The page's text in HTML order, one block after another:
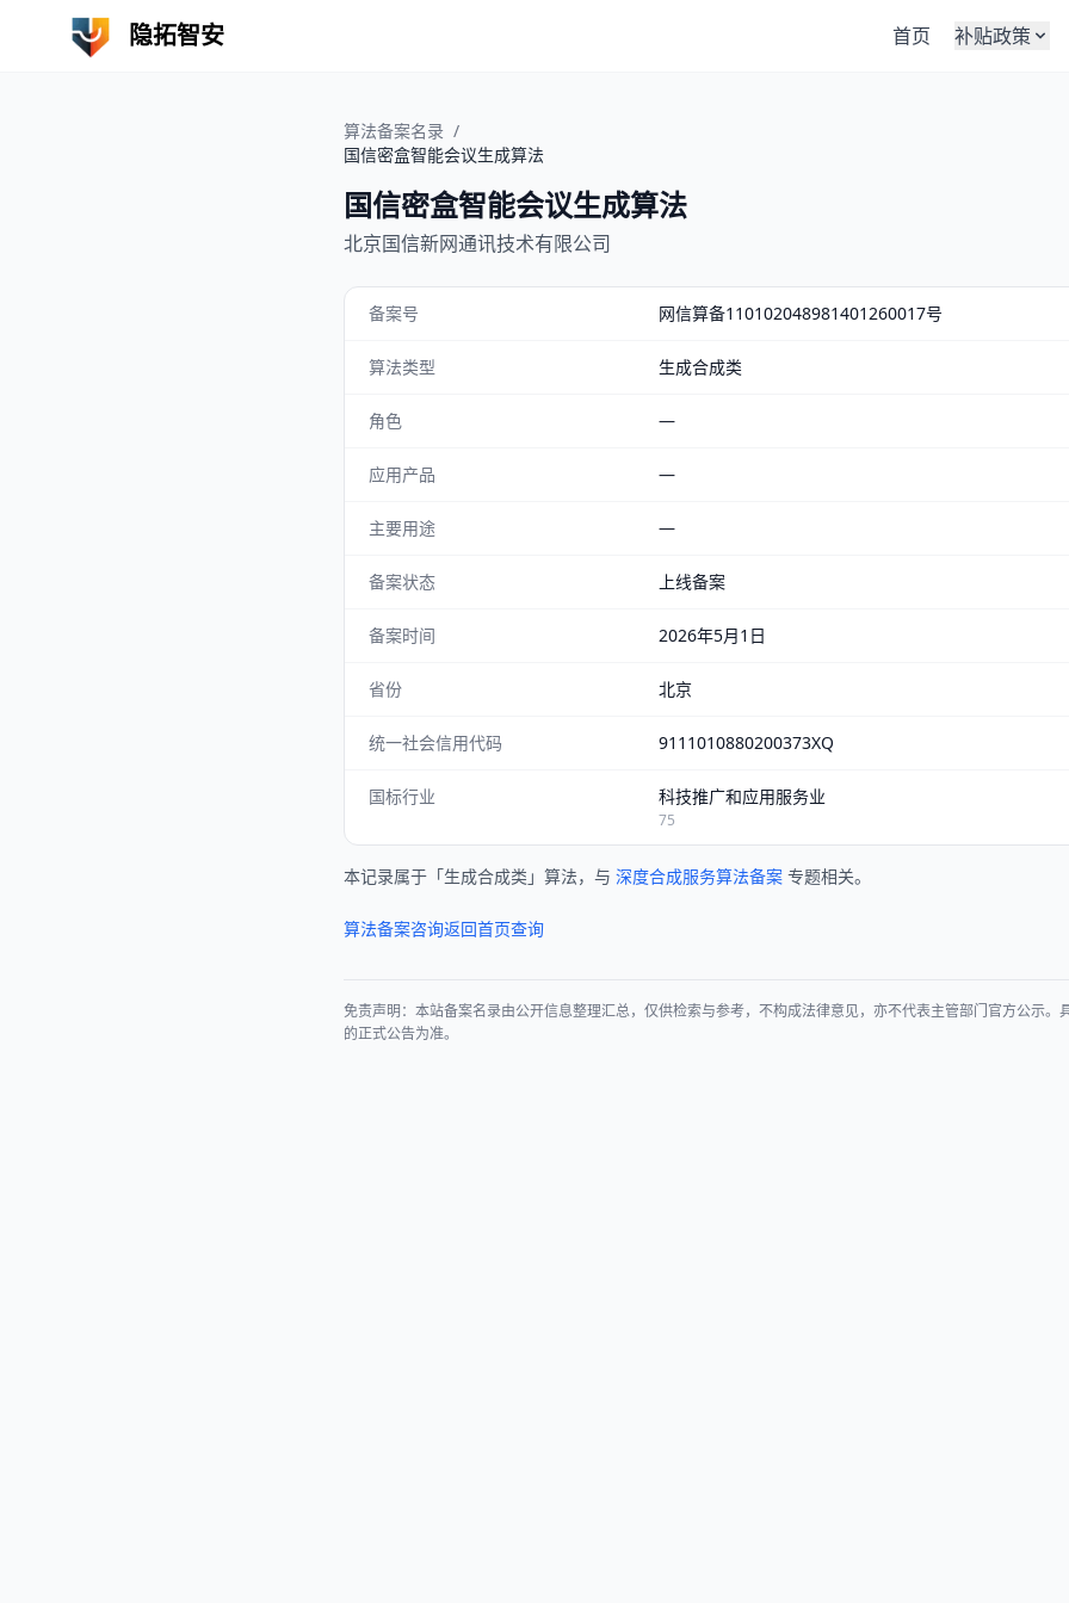
隐拓智安 首页 补贴政策
算法备案名录 /
国信密盒智能会议生成算法
国信密盒智能会议生成算法
北京国信新网通讯技术有限公司
备案号 网信算备110102048981401260017号
算法类型 生成合成类
角色 —
应用产品 —
主要用途 —
备案状态 上线备案
备案时间 2026年5月1日
省份 北京
统一社会信用代码 9111010880200373XQ
国标行业 科技推广和应用服务业
75
本记录属于「生成合成类」算法，与 深度合成服务算法备案 专题相关。
算法备案咨询返回首页查询
免责声明：本站备案名录由公开信息整理汇总，仅供检索与参考，不构成法律意见，亦不代表主管部门官方公示。
的正式公告为准。